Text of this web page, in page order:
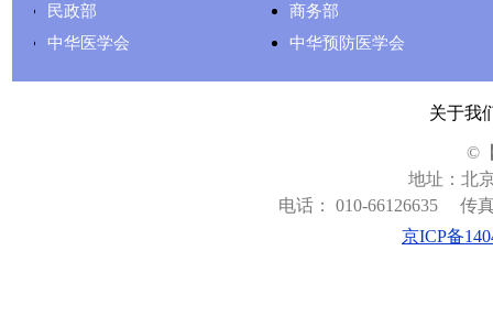
民政部
商务部
中华医学会
中华预防医学会
关于我
©
地址：北
电话： 010-66126635
传
京ICP备